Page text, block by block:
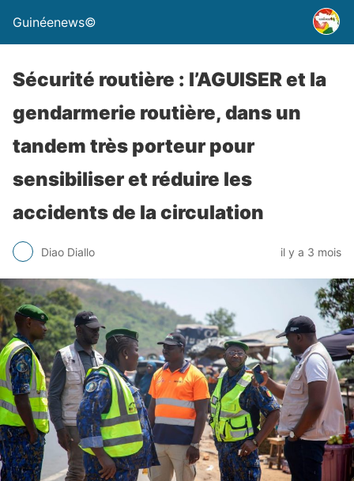
Guinéenews©
Sécurité routière : l’AGUISER et la
gendarmerie routière, dans un
tandem très porteur pour
sensibiliser et réduire les
accidents de la circulation
Diao Diallo il y a 3 mois